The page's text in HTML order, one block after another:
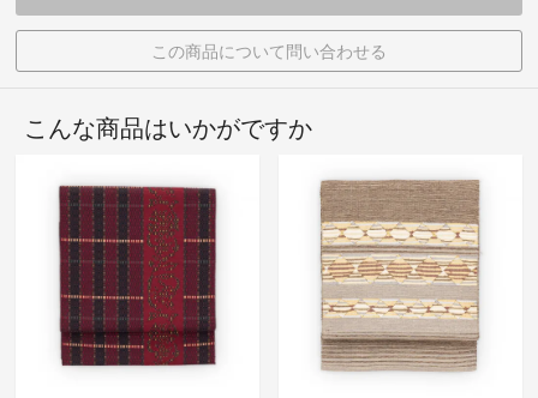
この商品について問い合わせる
こんな商品はいかがですか